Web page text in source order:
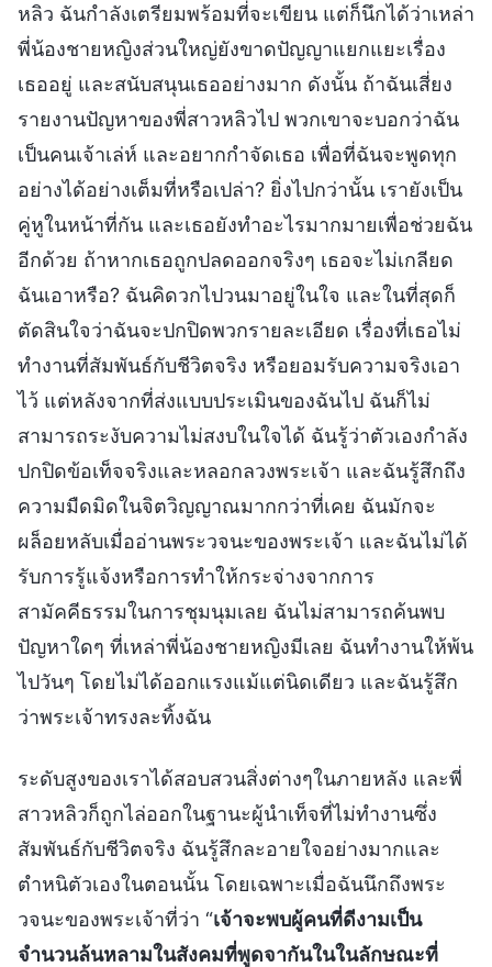
หลิว ฉันกำลังเตรียมพร้อมที่จะเขียน แต่ก็นึกได้ว่าเหล่า
พี่น้องชายหญิงส่วนใหญ่ยังขาดปัญญาแยกแยะเรื่อง
เธออยู่ และสนับสนุนเธออย่างมาก ดังนั้น ถ้าฉันเสี่ยง
รายงานปัญหาของพี่สาวหลิวไป พวกเขาจะบอกว่าฉัน
เป็นคนเจ้าเล่ห์ และอยากกำจัดเธอ เพื่อที่ฉันจะพูดทุก
อย่างได้อย่างเต็มที่หรือเปล่า? ยิ่งไปกว่านั้น เรายังเป็น
คู่หูในหน้าที่กัน และเธอยังทำอะไรมากมายเพื่อช่วยฉัน
อีกด้วย ถ้าหากเธอถูกปลดออกจริงๆ เธอจะไม่เกลียด
ฉันเอาหรือ? ฉันคิดวกไปวนมาอยู่ในใจ และในที่สุดก็
ตัดสินใจว่าฉันจะปกปิดพวกรายละเอียด เรื่องที่เธอไม่
ทำงานที่สัมพันธ์กับชีวิตจริง หรือยอมรับความจริงเอา
ไว้ แต่หลังจากที่ส่งแบบประเมินของฉันไป ฉันก็ไม่
สามารถระงับความไม่สงบในใจได้ ฉันรู้ว่าตัวเองกำลัง
ปกปิดข้อเท็จจริงและหลอกลวงพระเจ้า และฉันรู้สึกถึง
ความมืดมิดในจิตวิญญาณมากกว่าที่เคย ฉันมักจะ
ผล็อยหลับเมื่ออ่านพระวจนะของพระเจ้า และฉันไม่ได้
รับการรู้แจ้งหรือการทำให้กระจ่างจากการ
สามัคคีธรรมในการชุมนุมเลย ฉันไม่สามารถค้นพบ
ปัญหาใดๆ ที่เหล่าพี่น้องชายหญิงมีเลย ฉันทำงานให้พ้น
ไปวันๆ โดยไม่ได้ออกแรงแม้แต่นิดเดียว และฉันรู้สึก
ว่าพระเจ้าทรงละทิ้งฉัน
ระดับสูงของเราได้สอบสวนสิ่งต่างๆในภายหลัง และพี่
สาวหลิวก็ถูกไล่ออกในฐานะผู้นำเท็จที่ไม่ทำงานซึ่ง
สัมพันธ์กับชีวิตจริง ฉันรู้สึกละอายใจอย่างมากและ
ตำหนิตัวเองในตอนนั้น โดยเฉพาะเมื่อฉันนึกถึงพระ
วจนะของพระเจ้าที่ว่า “เจ้าจะพบผู้คนที่ดีงามเป็น
จำนวนล้นหลามในสังคมที่พูดจากันในในลักษณะที่